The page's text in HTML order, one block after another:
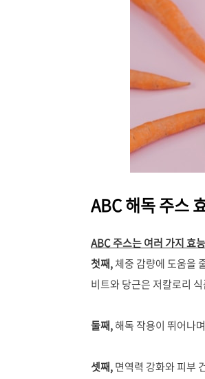
ABC 해독 주스
ABC 주스는 여러 가지 효능
첫째,체중 감량에 도움을
비트와 당근은 저칼로리
둘째,해독 작용이 뛰어나
셋째,면역력 강화와 피부